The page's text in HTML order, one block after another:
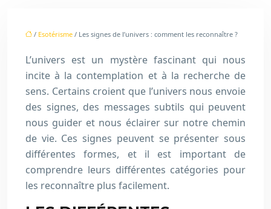
/ Esotérisme / Les signes de l’univers : comment les reconnaître ?
L’univers est un mystère fascinant qui nous
incite à la contemplation et à la recherche de
sens. Certains croient que l’univers nous envoie
des signes, des messages subtils qui peuvent
nous guider et nous éclairer sur notre chemin
de vie. Ces signes peuvent se présenter sous
différentes formes, et il est important de
comprendre leurs différentes catégories pour
les reconnaître plus facilement.